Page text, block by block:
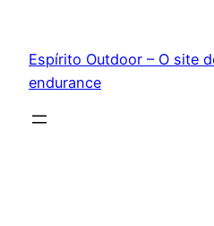
conteúdo
Espírito Outdoor – O site
endurance